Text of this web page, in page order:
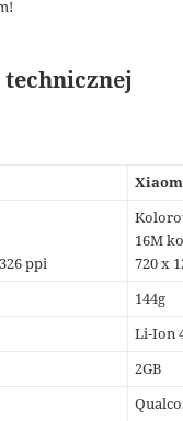
ppi
16M
720 x
144g
Li-Ion
2GB